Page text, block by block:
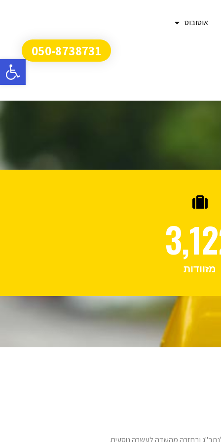
אוטובוס
050-8738731
מזוודות
לנתב"ג ובחזרה מהשדה לעשרה נוסעים.